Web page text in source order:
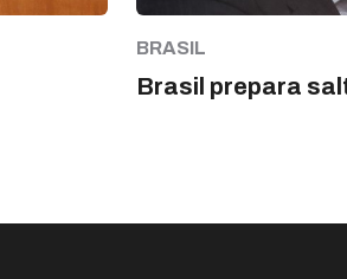
BRASIL
Brasil prepara